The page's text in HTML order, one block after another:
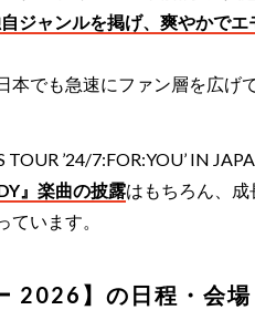
ジャンルを掲げ、爽やかで
本でも急速にファン層を広げ
’24/7:FOR:YOU’ IN
』楽曲の披露はもちろん、
ています。
2026】の日程・会場